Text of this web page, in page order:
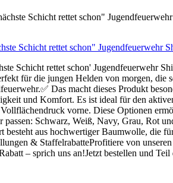
Schicht rettet schon" Jugendfeuerwehr
Schicht rettet schon' Jugendfeuerwehr
für die jungen Helden von morgen,
Das macht dieses Produkt
und Komfort. Es ist ideal für den
vorne. Diese Optionen
passen: Schwarz, Weiß, Navy, Grau, Rot
besteht aus hochwertiger Baumwolle, die
& StaffelrabatteProfitiere von
– sprich uns an!Jetzt bestellen und